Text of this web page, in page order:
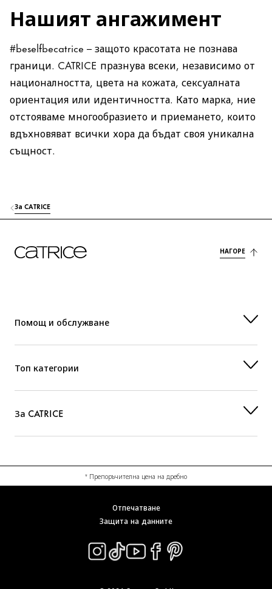
Нашият ангажимент
#beselfbecatrice – защото красотата не познава
граници. CATRICE празнува всеки, независимо от
националността, цвета на кожата, сексуалната
ориентация или идентичността. Като марка, ние
отстояваме многообразието и приемането, които
вдъхновяват всички хора да бъдат своя уникална
същност.
За CATRICE
НАГОРЕ
Помощ и обслужване
Топ категории
За CATRICE
* Препоръчителна цена на дребно
Отпечатване
Защита на данните